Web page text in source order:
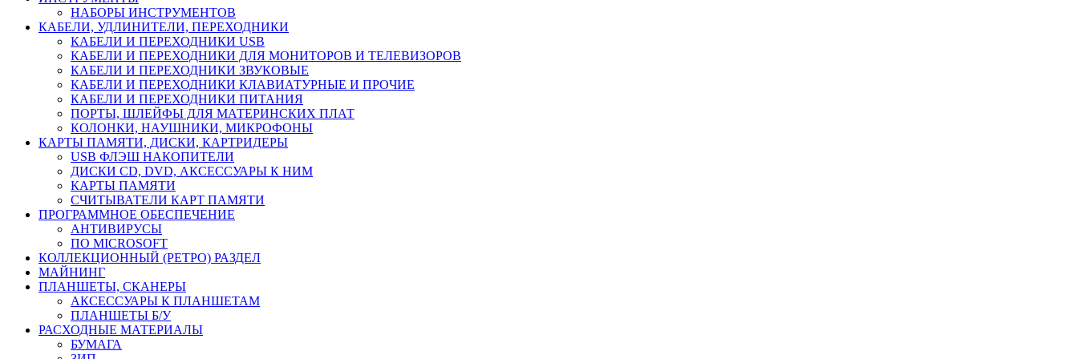
НАБОРЫ ИНСТРУМЕНТОВ
КАБЕЛИ, УДЛИНИТЕЛИ, ПЕРЕХОДНИКИ
КАБЕЛИ И ПЕРЕХОДНИКИ USB
КАБЕЛИ И ПЕРЕХОДНИКИ ДЛЯ МОНИТОРОВ И ТЕЛЕВИЗОРОВ
КАБЕЛИ И ПЕРЕХОДНИКИ ЗВУКОВЫЕ
КАБЕЛИ И ПЕРЕХОДНИКИ КЛАВИАТУРНЫЕ И ПРОЧИЕ
КАБЕЛИ И ПЕРЕХОДНИКИ ПИТАНИЯ
ПОРТЫ, ШЛЕЙФЫ ДЛЯ МАТЕРИНСКИХ ПЛАТ
КОЛОНКИ, НАУШНИКИ, МИКРОФОНЫ
КАРТЫ ПАМЯТИ, ДИСКИ, КАРТРИДЕРЫ
USB ФЛЭШ НАКОПИТЕЛИ
ДИСКИ CD, DVD, АКСЕССУАРЫ К НИМ
КАРТЫ ПАМЯТИ
СЧИТЫВАТЕЛИ КАРТ ПАМЯТИ
ПРОГРАММНОЕ ОБЕСПЕЧЕНИЕ
АНТИВИРУСЫ
ПО MICROSOFT
КОЛЛЕКЦИОННЫЙ (РЕТРО) РАЗДЕЛ
МАЙНИНГ
ПЛАНШЕТЫ, СКАНЕРЫ
АКСЕССУАРЫ К ПЛАНШЕТАМ
ПЛАНШЕТЫ Б/У
РАСХОДНЫЕ МАТЕРИАЛЫ
БУМАГА